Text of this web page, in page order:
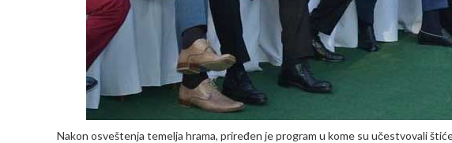
Nakon osveštenja temelja hrama, priređen je program u kome su učestvovali